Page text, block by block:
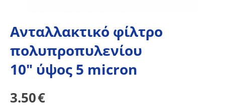
Ανταλλακτικό φίλτρο
πολυπροπυλενίου
10" ύψος 5 micron
3.50€